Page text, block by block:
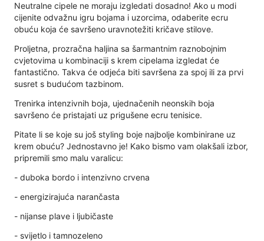
Neutralne cipele ne moraju izgledati dosadno! Ako u modi
cijenite odvažnu igru ​​bojama i uzorcima, odaberite ecru
obuću koja će savršeno uravnotežiti kričave stilove.
Proljetna, prozračna haljina sa šarmantnim raznobojnim
cvjetovima u kombinaciji s krem ​​cipelama izgledat će
fantastično. Takva će odjeća biti savršena za spoj ili za prvi
susret s budućom tazbinom.
Trenirka intenzivnih boja, ujednačenih neonskih boja
savršeno će pristajati uz prigušene ecru tenisice.
Pitate li se koje su još styling boje najbolje kombinirane uz
krem ​​obuću? Jednostavno je! Kako bismo vam olakšali izbor,
pripremili smo malu varalicu:
- duboka bordo i intenzivno crvena
- energizirajuća narančasta
- nijanse plave i ljubičaste
- svijetlo i tamnozeleno